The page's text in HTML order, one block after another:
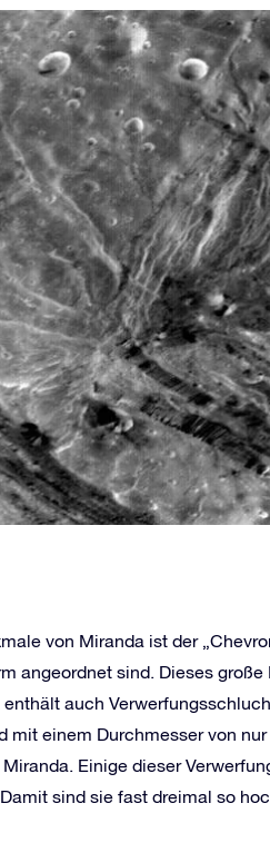
von Miranda ist der
angeordnet sind. Dieses
auch
einem Durchmesser von
Einige dieser
sind sie fast dreimal so